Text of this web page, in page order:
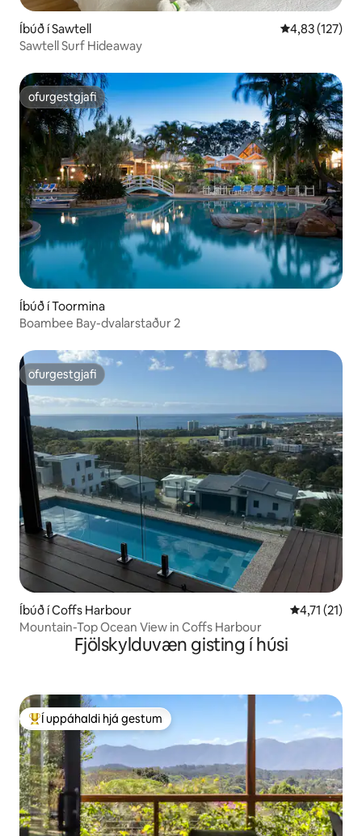
Íbúð í Sawtell 4,83 af 5 í
4,83 (127)
Sawtell Surf Hideaway
ofurgestgjafi
ofurgestgjafi
Íbúð í Toormina
Boambee Bay-dvalarstaður 2
ofurgestgjafi
ofurgestgjafi
Íbúð í Coffs Harbour 4,71 af 5 í
4,71 (21)
Mountain-Top Ocean View in Coffs Harbour
Fjölskylduvæn gisting í húsi
Í mestu uppáhaldi hjá gestum
Í uppáhaldi hjá gestum